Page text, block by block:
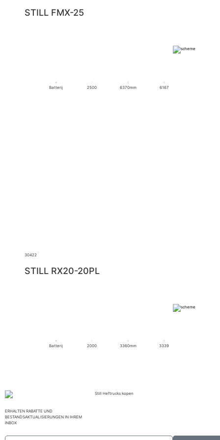
STILL FMX-25
Batterij 2500 6370mm 6167
30422
STILL RX20-20PL
Batterij 2000 3360mm 3339
ERHALTEN RABATTE UND
BESTANDSAKTUALISIERUNGEN IN IHREM
INBOX